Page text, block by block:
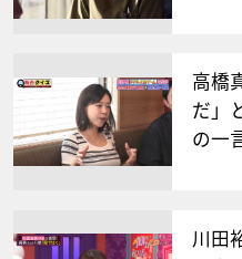
高橋
だ」
の一
川田